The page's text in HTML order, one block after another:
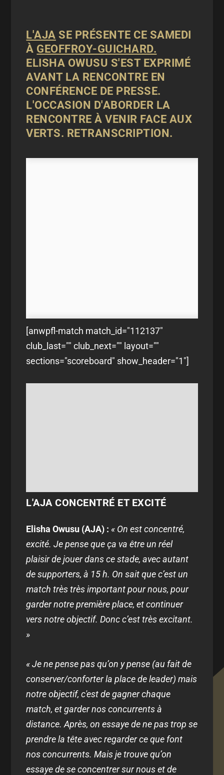
L'AJA SE PRÉSENTE CE SAMEDI
À GEOFFROY-GUICHARD.
ELISHA OWUSU S'EST EXPRIMÉ
AVANT LA RENCONTRE EN
CONFÉRENCE DE PRESSE.
L'OCCASION D'ABORDER LA
RENCONTRE À VENIR FACE AUX
VERTS. RETRANSCRIPTION.
[anwpfl-match match_id="112137"
club_last="" club_next="" layout=""
sections="scoreboard" show_header="1"]
L'AJA CONCENTRÉ ET EXCITÉ
Elisha Owusu (AJA) : « On est concentré,
excité. Je pense que ça va être un réel
plaisir de jouer dans ce stade, avec autant
de supporters, à 15 h. On sait que c’est un
match très très important pour nous, pour
garder notre première place, et continuer
vers notre objectif. Donc c’est très excitant.
»
« Je ne pense pas qu’on y pense (au fait de
conserver/conforter la place de leader) mais
notre objectif, c'est de gagner chaque
match, et garder nos concurrents à
distance. Après, on essaye de ne pas trop se
prendre la tête avec regarder ce que font
nos concurrents. Mais je trouve qu’on
essaye de se concentrer sur nous et de